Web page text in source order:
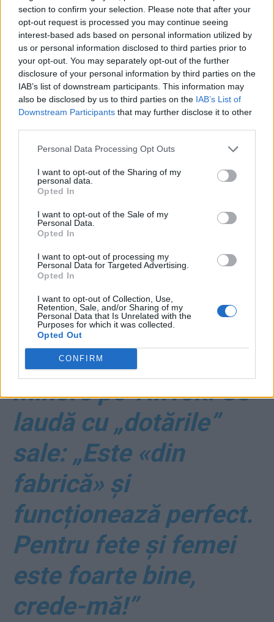
section to confirm your selection. Please note that after your
opt-out request is processed you may continue seeing
interest-based ads based on personal information utilized by
us or personal information disclosed to third parties prior to
your opt-out. You may separately opt-out of the further
disclosure of your personal information by third parties on the
IAB’s list of downstream participants. This information may
also be disclosed by us to third parties on the IAB’s List of
Downstream Participants that may further disclose it to other
Personal Data Processing Opt Outs
I want to opt-out of the Sharing of my
personal data.
Opted In
I want to opt-out of the Sale of my
Personal Data.
Opted In
I want to opt-out of processing my
Personal Data for Targeted Advertising.
Opted In
I want to opt-out of Collection, Use,
Retention, Sale, and/or Sharing of my
Personal Data that Is Unrelated with the
Purposes for which it was collected.
Opted Out
CONFIRM
*Rețeta Firea de
administrare a
Capitalei: 76 de
milioane de euro
pentru concerte, 15
milioane pentru
rețeaua de
termoficare
Cumpănașu
flirtează periculos cu
minore pe TikTok. Se
laudă cu „dotările”
sale: „Este «din
fabrică» și
funcționează perfect.
Pentru fete și femei
este foarte bine,
crede-mă!”